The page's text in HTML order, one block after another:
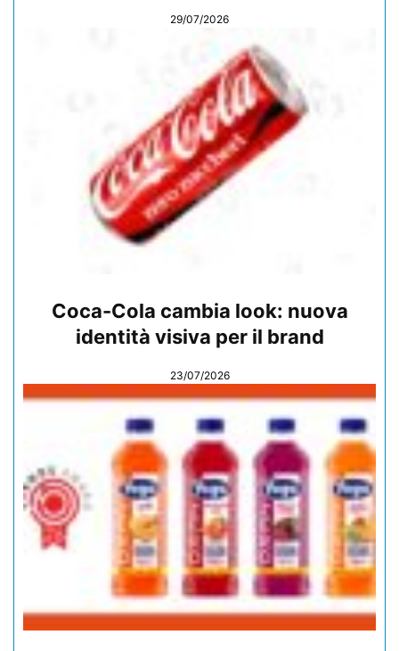
29/07/2026
Coca-Cola cambia look: nuova
identità visiva per il brand
23/07/2026